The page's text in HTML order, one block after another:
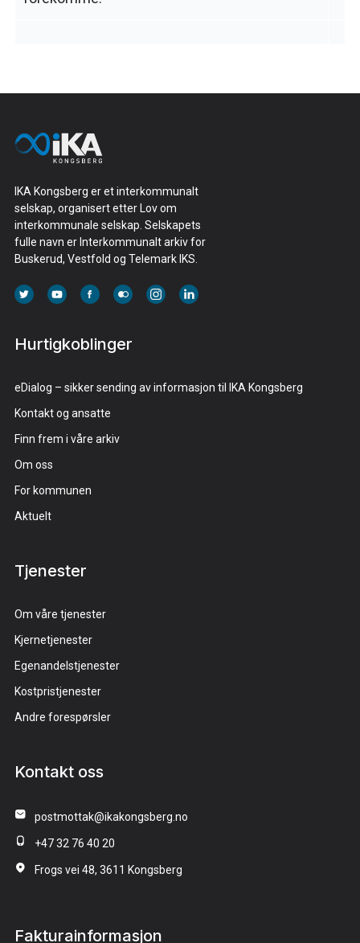
IKA Kongsberg er et interkommunalt
selskap, organisert etter Lov om
interkommunale selskap. Selskapets
fulle navn er Interkommunalt arkiv for
Buskerud, Vestfold og Telemark IKS.
Hurtigkoblinger
eDialog – sikker sending av informasjon til IKA Kongsberg
Kontakt og ansatte
Finn frem i våre arkiv
Om oss
For kommunen
Aktuelt
Tjenester
Om våre tjenester
Kjernetjenester
Egenandelstjenester
Kostpristjenester
Andre forespørsler
Kontakt oss
postmottak@ikakongsberg.no
+47 32 76 40 20
Frogs vei 48, 3611 Kongsberg
Fakturainformasjon